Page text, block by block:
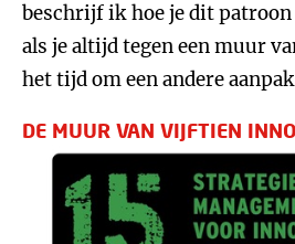
beschrijf ik hoe je dit
als je altijd tegen een muur
het tijd om een andere
DE MUUR VAN VIJFTIEN